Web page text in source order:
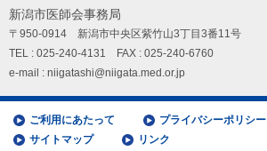
新潟市医師会事務局
〒950-0914 新潟市中央区紫竹山3丁目3番11号
TEL : 025-240-4131 FAX : 025-240-6760
e-mail : niigatashi@niigata.med.or.jp
ご利用にあたって
プライバシーポリシー
サイトマップ
リンク